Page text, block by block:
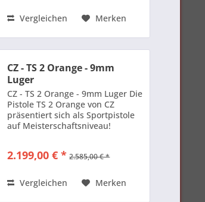
Vergleichen Merken
CZ - TS 2 Orange - 9mm
Luger
CZ - TS 2 Orange - 9mm Luger Die
Pistole TS 2 Orange von CZ
präsentiert sich als Sportpistole
auf Meisterschaftsniveau!
TS 2 Orange mit optimierten
2.199,00 € * 2.585,00 € *
Vergleichen Merken